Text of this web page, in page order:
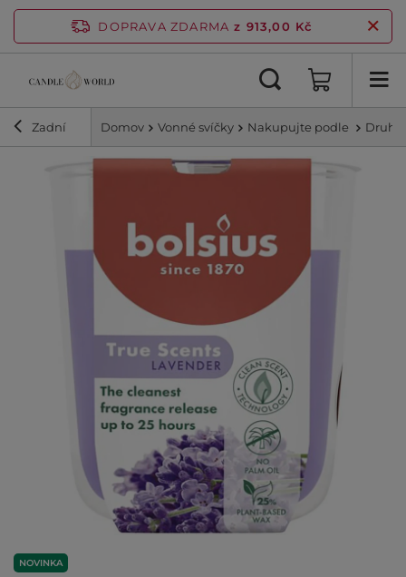
DOPRAVA ZDARMA z 913,00 Kč
Zadní Domov Vonné svíčky Nakupujte podle Druhy
NOVINKA